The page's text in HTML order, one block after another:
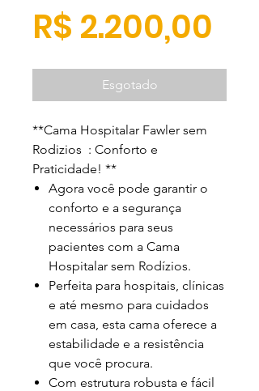
R$ 2.200,00
Esgotado
**Cama Hospitalar Fawler sem
Rodizios : Conforto e
Praticidade! **
Agora você pode garantir o
conforto e a segurança
necessários para seus
pacientes com a Cama
Hospitalar sem Rodízios.
Perfeita para hospitais, clínicas
e até mesmo para cuidados
em casa, esta cama oferece a
estabilidade e a resistência
que você procura.
Com estrutura robusta e fácil